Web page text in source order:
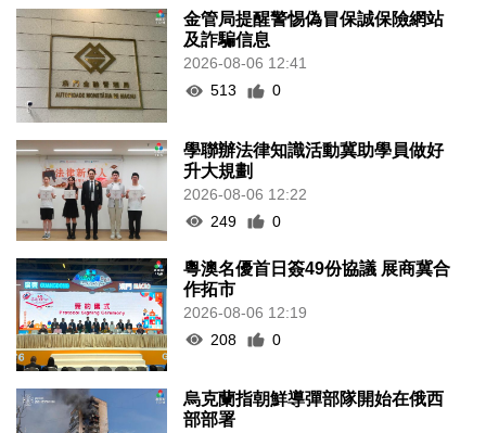
金管局提醒警惕偽冒保誠保險網站
及詐騙信息
2026-08-06 12:41
513
0
學聯辦法律知識活動冀助學員做好
升大規劃
2026-08-06 12:22
249
0
粵澳名優首日簽49份協議 展商冀合
作拓市
2026-08-06 12:19
208
0
烏克蘭指朝鮮導彈部隊開始在俄西
部部署